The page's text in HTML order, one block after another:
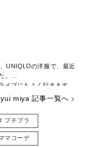
UNIQLOの洋服で、最近
。
ブにもよく行きます。
スティックビーストの新
子どもが寝たあとにコツ
思いますが、自分の感じ
す。
yui miya 記事一覧へ
プチプラ
マコーデ